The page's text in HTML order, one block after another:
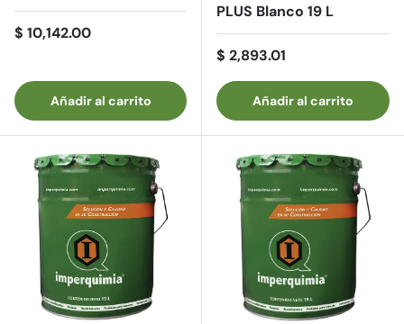
Precio normal
$ 10,142.00
Añadir al carrito
PLUS Blanco 19 L
Precio normal
$ 2,893.01
Añadir al carrito